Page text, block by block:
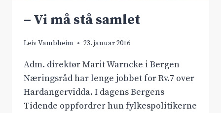
– Vi må stå samlet
Leiv Vambheim 23. januar 2016
Adm. direktør Marit Warncke i Bergen
Næringsråd har lenge jobbet for Rv.7 over
Hardangervidda. I dagens Bergens
Tidende oppfordrer hun fylkespolitikerne